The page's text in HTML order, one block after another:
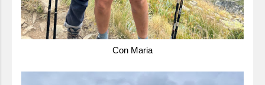
Con Maria